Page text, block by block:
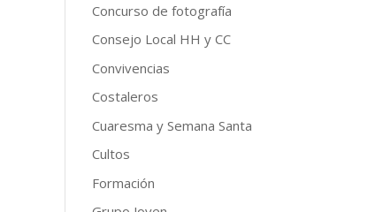
Concurso de fotografía
Consejo Local HH y CC
Convivencias
Costaleros
Cuaresma y Semana Santa
Cultos
Formación